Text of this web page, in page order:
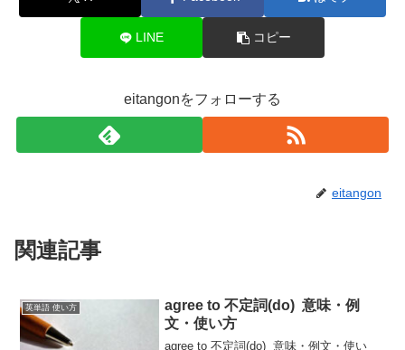
LINE コピー
eitangonをフォローする
eitangon
関連記事
英単語 使い方
agree to 不定詞(do) 意味・例
文・使い方
agree to 不定詞(do) 意味・例文・使い